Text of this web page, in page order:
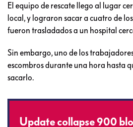
El equipo de rescate llego al lugar
local, y lograron sacar a cuatro de
fueron trasladados a un hospital
Sin embargo, uno de los
escombros durante una hora hasta
sacarlo.
Update collapse 900